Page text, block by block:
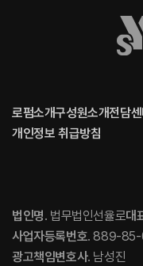
로펌소개구성원소개전담센
개인정보 취급방침
법인명. 법무법인선율로대
사업자등록번호. 889-85-
광고책임변호사. 남성진